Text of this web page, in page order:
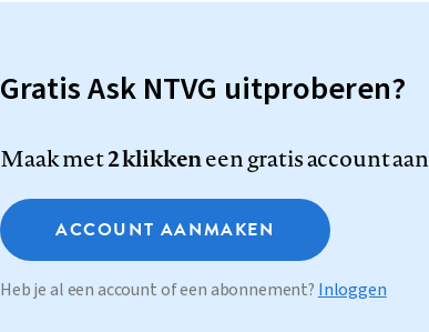
Gratis Ask NTVG uitproberen?
Maak met2 klikkeneen gratis account aan
ACCOUNT AANMAKEN
Heb je al een account of een abonnement? Inloggen